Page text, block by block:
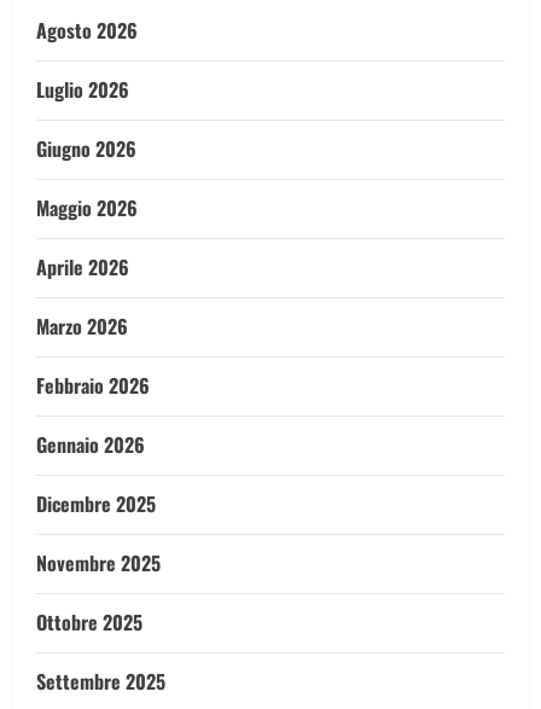
Agosto 2026
Luglio 2026
Giugno 2026
Maggio 2026
Aprile 2026
Marzo 2026
Febbraio 2026
Gennaio 2026
Dicembre 2025
Novembre 2025
Ottobre 2025
Settembre 2025